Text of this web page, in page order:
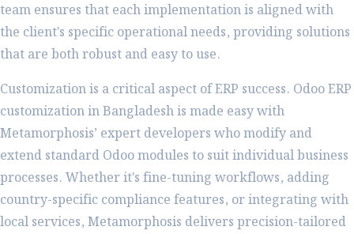
team ensures that each implementation is aligned with
the client's specific operational needs, providing solutions
that are both robust and easy to use.
Customization is a critical aspect of ERP success. Odoo ERP
customization in Bangladesh is made easy with
Metamorphosis’ expert developers who modify and
extend standard Odoo modules to suit individual business
processes. Whether it's fine-tuning workflows, adding
country-specific compliance features, or integrating with
local services, Metamorphosis delivers precision-tailored